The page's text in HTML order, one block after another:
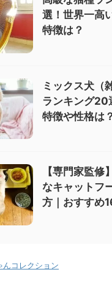
選！世界一高
特徴は？
ミックス犬（
ランキング20
特徴や性格は？
【専門家監修
なキャットフ
方｜おすすめ
コレクション